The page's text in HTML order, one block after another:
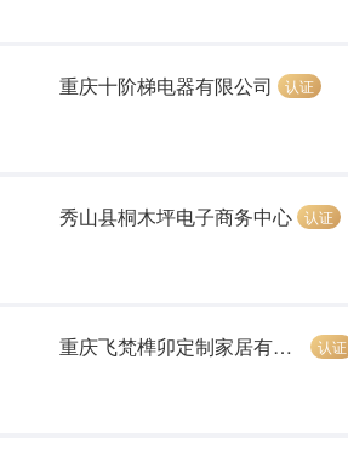
重庆十阶梯电器有限公司 认证
秀山县桐木坪电子商务中心 认证
重庆飞梵榫卯定制家居有限公司 认证